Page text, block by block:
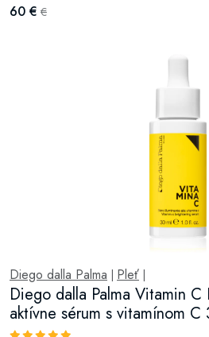
60 € €
Diego dalla Palma Pleť
Diego dalla Palma Vitamin C
aktívne sérum s vitamínom C